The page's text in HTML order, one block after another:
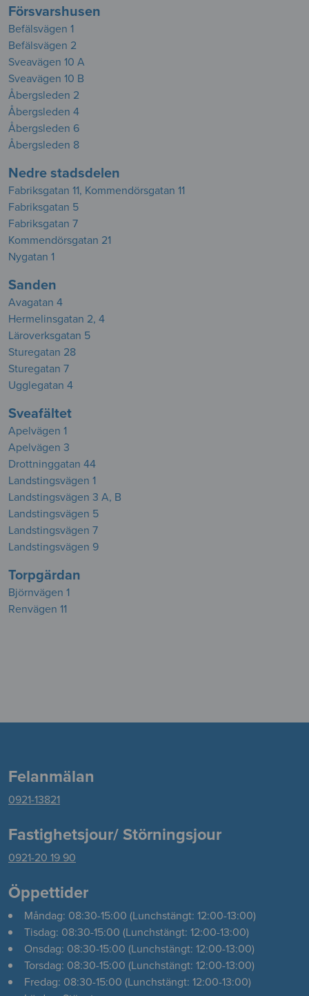
Försvarshusen
Befälsvägen 1
Befälsvägen 2
Sveavägen 10 A
Sveavägen 10 B
Åbergsleden 2
Åbergsleden 4
Åbergsleden 6
Åbergsleden 8
Nedre stadsdelen
Fabriksgatan 11, Kommendörsgatan 11
Fabriksgatan 5
Fabriksgatan 7
Kommendörsgatan 21
Nygatan 1
Sanden
Avagatan 4
Hermelinsgatan 2, 4
Läroverksgatan 5
Sturegatan 28
Sturegatan 7
Ugglegatan 4
Sveafältet
Apelvägen 1
Apelvägen 3
Drottninggatan 44
Landstingsvägen 1
Landstingsvägen 3 A, B
Landstingsvägen 5
Landstingsvägen 7
Landstingsvägen 9
Torpgärdan
Björnvägen 1
Renvägen 11
Felanmälan
0921-13821
Fastighetsjour/ Störningsjour
0921-20 19 90
Öppettider
Måndag: 08:30-15:00 (Lunchstängt: 12:00-13:00)
Tisdag: 08:30-15:00 (Lunchstängt: 12:00-13:00)
Onsdag: 08:30-15:00 (Lunchstängt: 12:00-13:00)
Torsdag: 08:30-15:00 (Lunchstängt: 12:00-13:00)
Fredag: 08:30-15:00 (Lunchstängt: 12:00-13:00)